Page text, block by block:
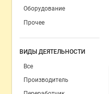
Оборудование
Прочее
ВИДЫ ДЕЯТЕЛЬНОСТИ
Все
Производитель